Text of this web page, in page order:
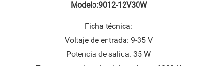
Modelo:9012-12V30W
Ficha técnica:
Voltaje de entrada: 9-35 V
Potencia de salida: 35 W